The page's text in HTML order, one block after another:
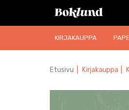
KIRJAKAUPPA
Etusivu Kirjakauppa